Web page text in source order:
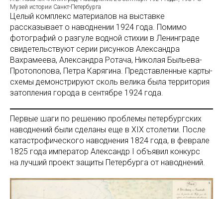
Музей истории Санкт-Петербурга
Целый комплекс материалов на выставке
рассказывает о наводнении 1924 года. Помимо
фотографий о разгуле водной стихии в Ленинграде
свидетельствуют серии рисунков Александра
Вахрамеева, Александра Ротача, Николая Быльева-
Протопопова, Петра Карягина. Представленные карты-
схемы демонстрируют сколь велика была территория
затопления города в сентябре 1924 года.
Первые шаги по решению проблемы петербургских
наводнений были сделаны еще в XIX столетии. После
катастрофического наводнения 1824 года, в феврале
1825 года император Александр I объявил конкурс
на лучший проект защиты Петербурга от наводнений.